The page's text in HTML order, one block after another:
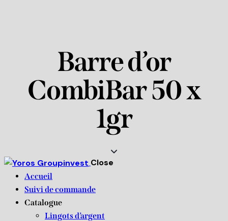
Barre d’or
CombiBar 50 x
1gr
Close
Accueil
Suivi de commande
Catalogue
Lingots d’argent